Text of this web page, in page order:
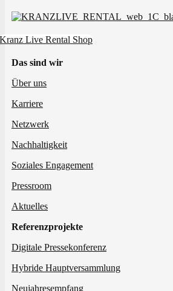
Kranz Live Rental Shop
Das sind wir
Über uns
Karriere
Netzwerk
Nachhaltigkeit
Soziales Engagement
Pressroom
Aktuelles
Referenzprojekte
Digitale Pressekonferenz
Hybride Hauptversammlung
Neujahresempfang